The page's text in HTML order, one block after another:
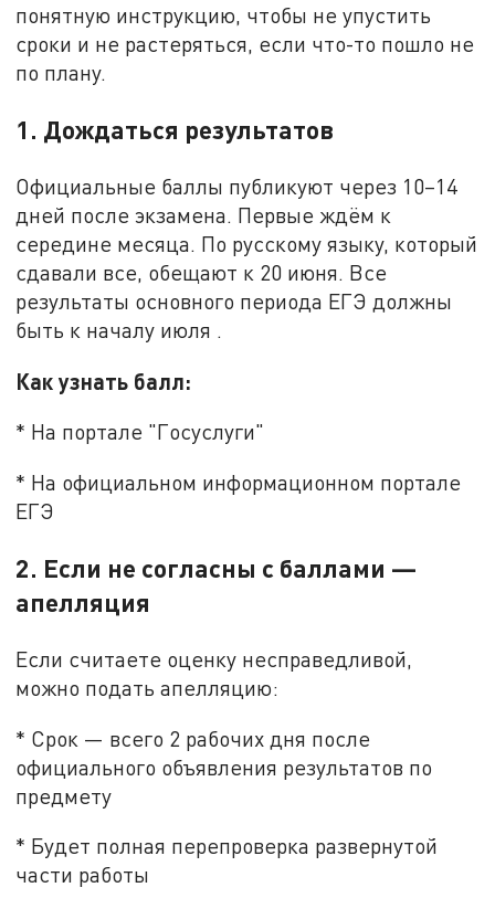
понятную инструкцию, чтобы не упустить
сроки и не растеряться, если что-то пошло не
по плану.
1. Дождаться результатов
Официальные баллы публикуют через 10–14
дней после экзамена. Первые ждём к
середине месяца. По русскому языку, который
сдавали все, обещают к 20 июня. Все
результаты основного периода ЕГЭ должны
быть к началу июля .
Как узнать балл:
* На портале "Госуслуги"
* На официальном информационном портале
ЕГЭ
2. Если не согласны с баллами —
апелляция
Если считаете оценку несправедливой,
можно подать апелляцию:
* Срок — всего 2 рабочих дня после
официального объявления результатов по
предмету
* Будет полная перепроверка развернутой
части работы